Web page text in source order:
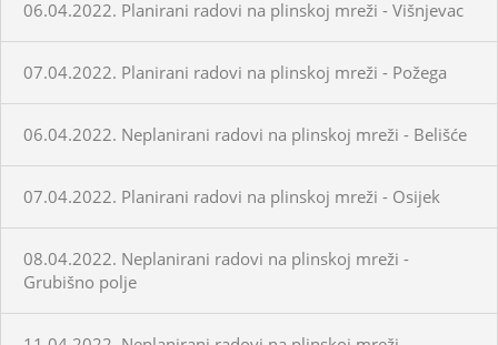
06.04.2022. Planirani radovi na plinskoj mreži - Višnjevac
07.04.2022. Planirani radovi na plinskoj mreži - Požega
06.04.2022. Neplanirani radovi na plinskoj mreži - Belišće
07.04.2022. Planirani radovi na plinskoj mreži - Osijek
08.04.2022. Neplanirani radovi na plinskoj mreži -
Grubišno polje